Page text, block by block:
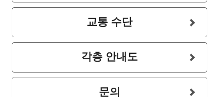
교통 수단
각층 안내도
문의